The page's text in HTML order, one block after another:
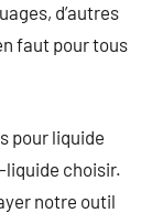
d’autres
faut pour tous
pour liquide
choisir.
notre outil